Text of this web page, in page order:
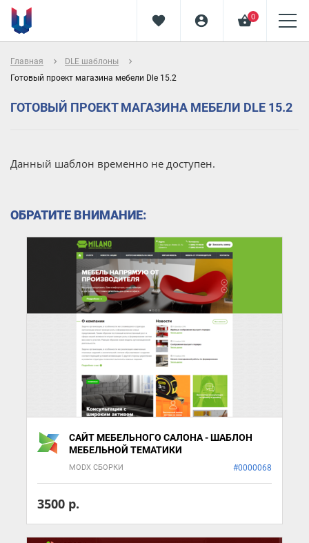
favorite account_circle shopping_basket0
Главная navigate_next DLE шаблоны
navigate_next
Готовый проект магазина мебели Dle 15.2
ГОТОВЫЙ ПРОЕКТ МАГАЗИНА МЕБЕЛИ DLE 15.2
Данный шаблон временно не доступен.
ОБРАТИТЕ ВНИМАНИЕ:
САЙТ МЕБЕЛЬНОГО САЛОНА - ШАБЛОН
МЕБЕЛЬНОЙ ТЕМАТИКИ
MODX СБОРКИ #0000068
3500 р.